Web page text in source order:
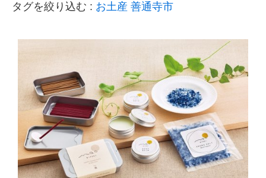
タグを絞り込む : お土産 善通寺市